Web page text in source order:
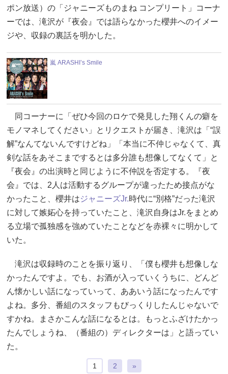
ポン放送）の「ジャニーズものまね コンプリート」コーナ
ーでは、滝沢が『夜会』では語らなかった櫻井へのイメー
ジや、収録の裏話を明かした。
嵐 ARASHI’s Smile
同コーナーに「ぜひ今回のロケで発見した翔くんの癖を
モノマネしてください」とリクエストが届き、滝沢は「“誤
解”なんてないんですけどね」「本当に不仲じゃなくて、真
剣な話をあそこまでするとは多分誰も想像してなくて」と
『夜会』の出演時と同じように不仲説を否定する。『夜
会』では、2人は活動するグループが違ったため接点がな
かったこと、櫻井はジャニーズJr.時代に“別格”だった滝沢
に対して嫉妬心を持っていたこと、滝沢自身はJr.をまとめ
る立場で孤独感を強めていたことなどを赤裸々に明かして
いた。
滝沢は収録時のことを振り返り、「僕も櫻井も想像しな
かったんですよ。でも、お酒が入っていくうちに、どんど
ん懐かしい話になっていって、ああいう話になったんです
よね。多分、番組のスタッフもびっくりしたんじゃないで
すかね。まさかこんな話になるとは。もっとふざけたかっ
たんでしょうね、（番組の）ディレクターは」と語ってい
た。
1 2 »